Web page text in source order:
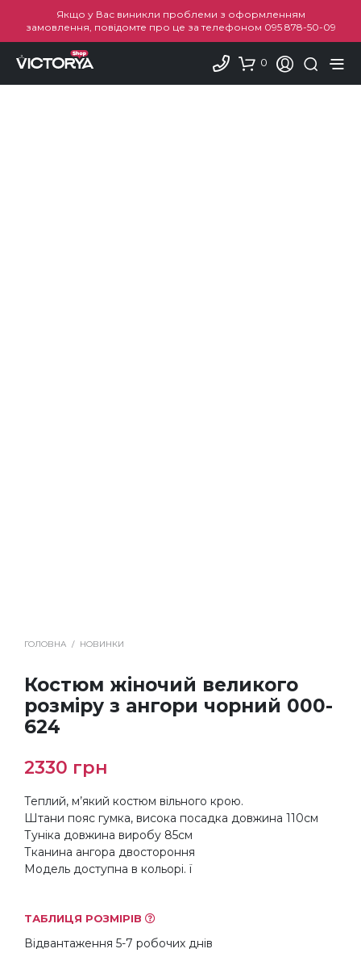
Якщо у Вас виникли проблеми з оформленням
замовлення, повідомте про це за телефоном 095 878-50-09
0
ГОЛОВНА / НОВИНКИ
Костюм жіночий великого
розміру з ангори чорний 000-
624
2330 грн
Теплий, м’який костюм вільного крою.
Штани пояс гумка, висока посадка довжина 110см
Туніка довжина виробу 85см
Тканина ангора двостороння
Модель доступна в кольорі. ї
ТАБЛИЦЯ РОЗМІРІВ
Відвантаження 5-7 робочих днів